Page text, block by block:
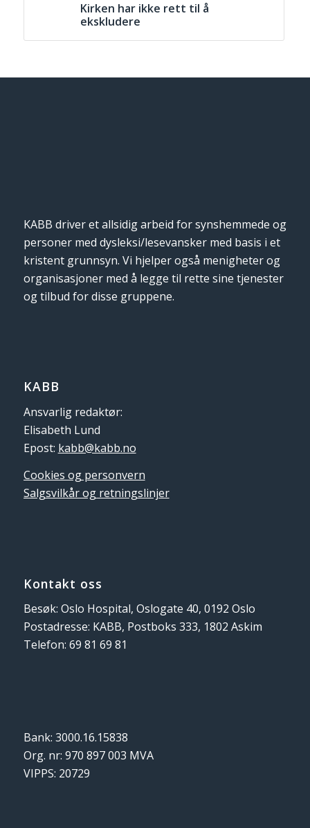
Kirken har ikke rett til å
ekskludere
KABB driver et allsidig arbeid for synshemmede og
personer med dysleksi/lesevansker med basis i et
kristent grunnsyn. Vi hjelper også menigheter og
organisasjoner med å legge til rette sine tjenester
og tilbud for disse gruppene.
KABB
Ansvarlig redaktør:
Elisabeth Lund
Epost: kabb@kabb.no
Cookies og personvern
Salgsvilkår og retningslinjer
Kontakt oss
Besøk: Oslo Hospital, Oslogate 40, 0192 Oslo
Postadresse: KABB, Postboks 333, 1802 Askim
Telefon: 69 81 69 81
Bank: 3000.16.15838
Org. nr: 970 897 003 MVA
VIPPS: 20729